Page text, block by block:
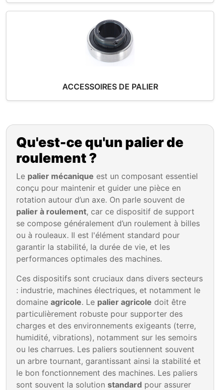
ACCESSOIRES DE PALIER
Qu'est-ce qu'un palier de
roulement ?
Le palier mécanique est un composant essentiel
conçu pour maintenir et guider une pièce en
rotation autour d’un axe. On parle souvent de
palier à roulement, car ce dispositif de support
se compose généralement d’un roulement à billes
ou à rouleaux. Il est l'élément standard pour
garantir la stabilité, la durée de vie, et les
performances optimales des machines.
Ces dispositifs sont cruciaux dans divers secteurs
: industrie, machines électriques, et notamment le
domaine agricole. Le palier agricole doit être
particulièrement robuste pour supporter des
charges et des environnements exigeants (terre,
humidité, vibrations), notamment sur les semoirs
ou les charrues. Les paliers soutiennent souvent
un arbre tournant, garantissant ainsi la stabilité et
le bon fonctionnement des machines. Les paliers
sont souvent la solution standard pour assurer